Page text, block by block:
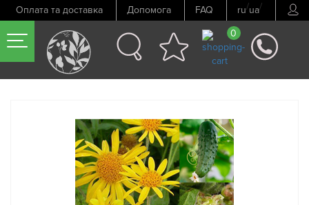
Оплата та доставка Допомога FAQ ru/ua/
0
Попередній товар Наступний товар